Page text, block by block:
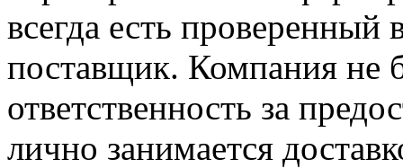
всегда есть
поставщик. Компания не
ответственность за
лично занимается